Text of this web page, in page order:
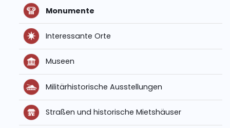
Monumente
Interessante Orte
Museen
Militärhistorische Ausstellungen
Straßen und historische Mietshäuser